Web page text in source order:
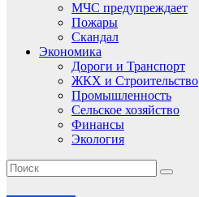
МЧС предупреждает
Пожары
Скандал
Экономика
Дороги и Транспорт
ЖКХ и Строительство
Промышленность
Сельское хозяйство
Финансы
Экология